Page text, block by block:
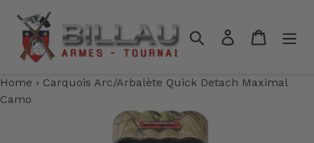
contenu
RechercherSe connecter
Panier
Home › Carquois Arc/Arbalète Quick Detach Maximal
Camo